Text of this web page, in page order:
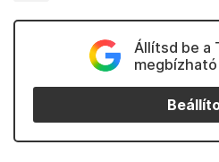
Állítsd be a